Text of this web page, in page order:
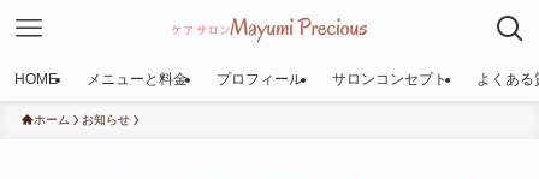
HOME メニューと料金 プロフィール サロンコンセプト よくある
ホーム お知らせ